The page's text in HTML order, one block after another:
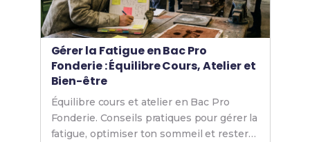
Gérer la Fatigue en Bac Pro
Fonderie : Équilibre Cours, Atelier et
Bien-être
Équilibre cours et atelier en Bac Pro
Fonderie. Conseils pratiques pour gérer la
fatigue, optimiser ton sommeil et rester